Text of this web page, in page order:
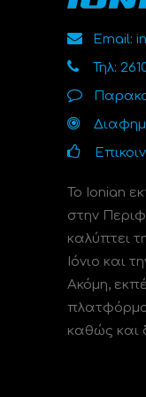
Email:
Τηλ:
Το Ionian
στην
καλύπτει
Ιόνιο και
Ακόμη,
καθώς και